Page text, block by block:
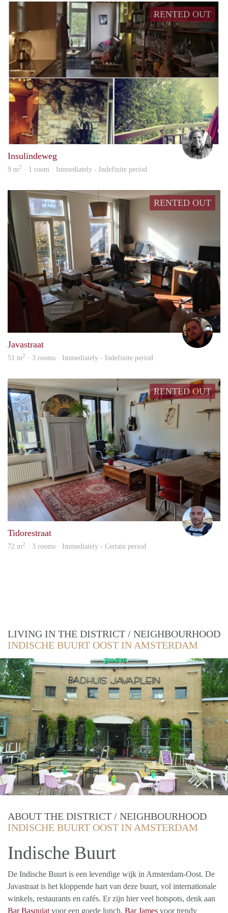
RENTED OUT
Insulindeweg
9 m2 · 1 room · Immediately - Indefinite period
RENTED OUT
Puck
Javastraat
51 m2 · 3 rooms · Immediately - Indefinite period
RENTED OUT
tom
Tidorestraat
72 m2 · 3 rooms · Immediately - Certain period
LIVING IN THE DISTRICT / NEIGHBOURHOOD
INDISCHE BUURT OOST IN AMSTERDAM
ABOUT THE DISTRICT / NEIGHBOURHOOD
INDISCHE BUURT OOST IN AMSTERDAM
Indische Buurt
De Indische Buurt is een levendige wijk in Amsterdam-Oost. De
Javastraat is het kloppende hart van deze buurt, vol internationale
winkels, restaurants en cafés. Er zijn hier veel hotspots, denk aan
Bar Basquiat voor een goede lunch, Bar James voor trendy